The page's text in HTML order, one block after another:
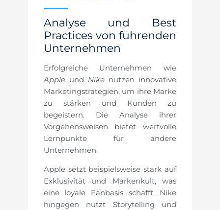
Analyse und Best
Practices von führenden
Unternehmen
Erfolgreiche Unternehmen wie
Appleund Nike nutzen innovative
Marketingstrategien, um ihre Marke
zu stärken und Kunden zu
begeistern. Die Analyse ihrer
Vorgehensweisen bietet wertvolle
Lernpunkte für andere
Unternehmen.
Apple setzt beispielsweise stark auf
Exklusivität und Markenkult, was
eine loyale Fanbasis schafft. Nike
hingegen nutzt Storytelling und